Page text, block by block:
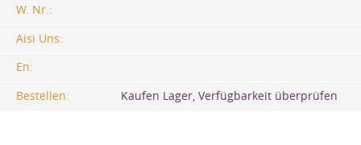
W. Nr.:
Aisi Uns:
En:
Bestellen:
Kaufen Lager, Verfügbarkeit überprüfen